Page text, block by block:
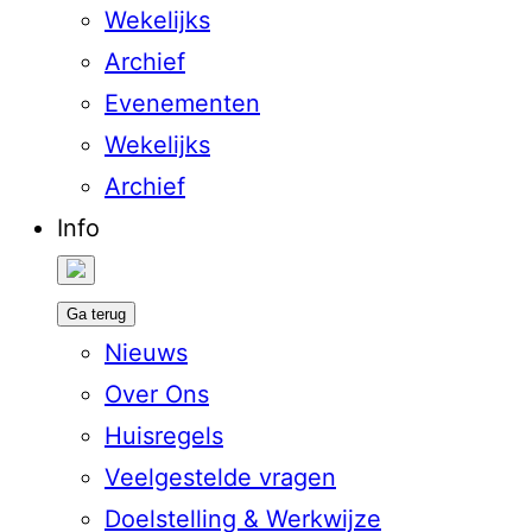
Wekelijks
Archief
Evenementen
Wekelijks
Archief
Info
Ga terug
Nieuws
Over Ons
Huisregels
Veelgestelde vragen
Doelstelling & Werkwijze